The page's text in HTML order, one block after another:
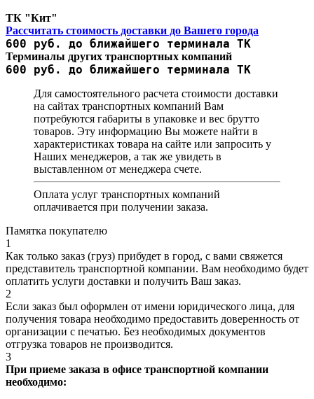
ТК "Кит"
Рассчитать стоимость доставки до Вашего города
600 руб. до ближайшего терминала ТК
Терминалы других транспортных компаний
600 руб. до ближайшего терминала ТК
Для самостоятельного расчета стоимости доставки
на сайтах транспортных компаний Вам
потребуются габариты в упаковке и вес брутто
товаров. Эту информацию Вы можете найти в
характеристиках товара на сайте или запросить у
Наших менеджеров, а так же увидеть в
выставленном от менеджера счете.
Оплата услуг транспортных компаний
оплачивается при получении заказа.
Памятка покупателю
1
Как только заказ (груз) прибудет в город, с вами свяжется
представитель транспортной компании. Вам необходимо будет
оплатить услуги доставки и получить Ваш заказ.
2
Если заказ был оформлен от имени юридического лица, для
получения товара необходимо предоставить доверенность от
организации с печатью. Без необходимых документов
отгрузка товаров не производится.
3
При приеме заказа в офисе транспортной компании
необходимо: